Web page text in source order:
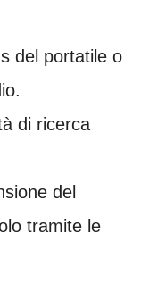
del portatile o
di ricerca
del
tramite le